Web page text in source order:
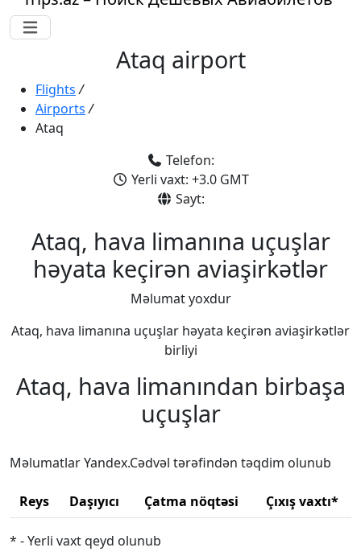
Ataq airport
Flights /
Airports /
Ataq
Telefon:
Yerli vaxt: +3.0 GMT
Sayt:
Ataq, hava limanına uçuşlar
həyata keçirən aviaşirkətlər
Məlumat yoxdur
Ataq, hava limanına uçuşlar həyata keçirən aviaşirkətlər
birliyi
Ataq, hava limanından birbaşa
uçuşlar
Məlumatlar Yandex.Cədvəl tərəfindən təqdim olunub
Reys Daşıyıcı Çatma nöqtəsi Çıxış vaxtı*
* - Yerli vaxt qeyd olunub